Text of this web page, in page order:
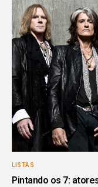
LISTAS
Pintando os 7: